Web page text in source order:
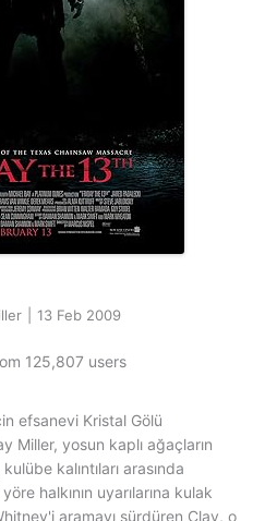
13 Feb 2009
125,807 users
efsanevi Kristal Gölü
Miller, yosun kaplı ağaçların
kalıntıları arasında
halkının uyarılarına kulak
aramayı sürdüren Clay, o